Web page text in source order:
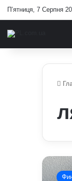
П’ятниця, 7 Серпня
Які
іграшки